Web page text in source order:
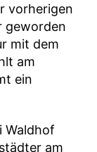
vorherigen
geworden
mit dem
am
ein
Waldhof
am